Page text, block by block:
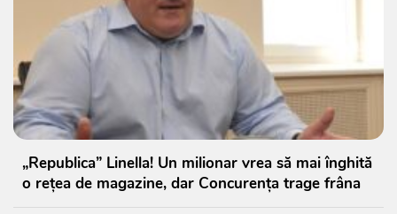
„Republica” Linella! Un milionar vrea să mai înghită
o rețea de magazine, dar Concurența trage frâna